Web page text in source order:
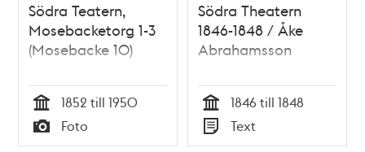
Södra Teatern,
Mosebacketorg 1-3
(Mosebacke 10)
Tid
1852 till 1950
Typ
Foto
Södra Theatern
1846-1848 / Åke
Abrahamsson
Tid
1846 till 1848
Typ
Text